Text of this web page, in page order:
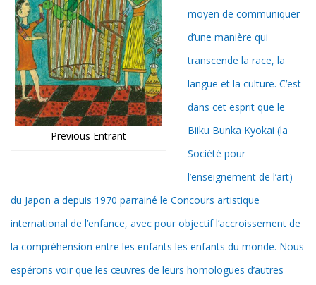
Previous Entrant
moyen de communiquer
d’une manière qui
transcende la race, la
langue et la culture. C’est
dans cet esprit que le
Biiku Bunka Kyokai (la
Société pour
l’enseignement de l’art)
du Japon a depuis 1970 parrainé le Concours artistique
international de l’enfance, avec pour objectif l’accroissement de
la compréhension entre les enfants les enfants du monde. Nous
espérons voir que les œuvres de leurs homologues d’autres